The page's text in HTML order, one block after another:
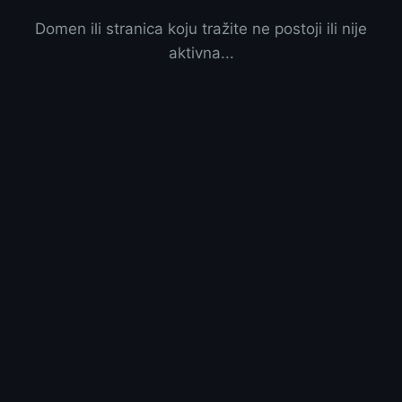
Domen ili stranica koju tražite ne postoji ili nije
aktivna...